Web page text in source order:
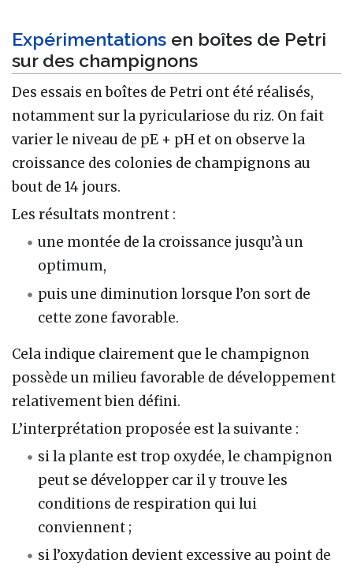
Expérimentations en boîtes de Petri
sur des champignons
Des essais en boîtes de Petri ont été réalisés,
notamment sur la pyriculariose du riz. On fait
varier le niveau de pE + pH et on observe la
croissance des colonies de champignons au
bout de 14 jours.
Les résultats montrent :
une montée de la croissance jusqu’à un
optimum,
puis une diminution lorsque l’on sort de
cette zone favorable.
Cela indique clairement que le champignon
possède un milieu favorable de développement
relativement bien défini.
L’interprétation proposée est la suivante :
si la plante est trop oxydée, le champignon
peut se développer car il y trouve les
conditions de respiration qui lui
conviennent ;
si l’oxydation devient excessive au point de